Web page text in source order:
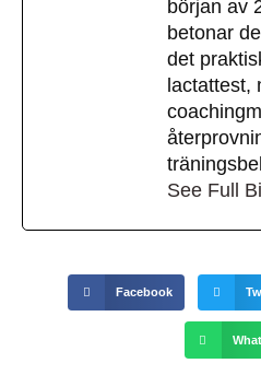
början av
betonar
det
lactattest,
See Full
Facebook